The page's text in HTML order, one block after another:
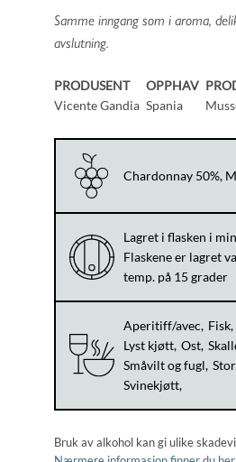
Samme inngang som i aroma,
avslutning.
PRODUSENT
Vicente Gandia
OPPHAV
Spania
Chardonnay 50%,
Lagret i flasken i
Flaskene er lagret
temp. på 15 grader
Aperitiff/avec Fisk
Lyst kjøtt Ost
Småvilt og fugl
Svinekjøtt
Bruk av alkohol kan gi ulike